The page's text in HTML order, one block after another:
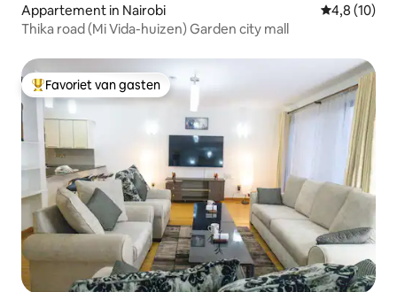
Appartement in Nairobi
4,8 (10)
Thika road (Mi Vida-huizen) Garden city mall
Topfavoriet van gasten
Favoriet van gasten